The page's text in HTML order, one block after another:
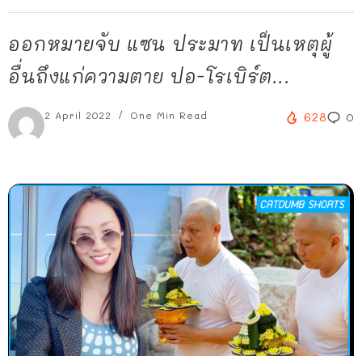
ออกหมายจับ แซน ประมาท เป็นเหตุผู้
อื่นถึงแก่ความตาย ปอ-โรเบิร์ต...
2 April 2022 One Min Read 628 0